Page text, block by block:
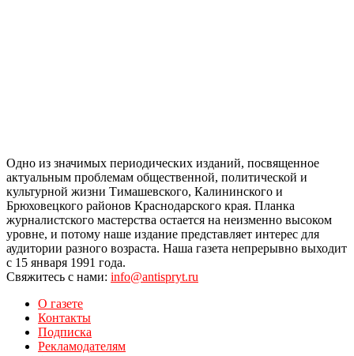
Одно из значимых периодических изданий, посвященное
актуальным проблемам общественной, политической и
культурной жизни Тимашевского, Калининского и
Брюховецкого районов Краснодарского края. Планка
журналистского мастерства остается на неизменно высоком
уровне, и потому наше издание представляет интерес для
аудитории разного возраста. Наша газета непрерывно выходит
с 15 января 1991 года.
Свяжитесь с нами: info@antispryt.ru
О газете
Контакты
Подписка
Рекламодателям